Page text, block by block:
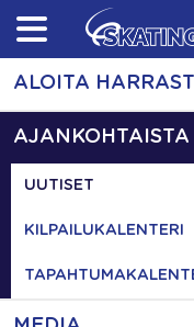
Skip
content
ALOITA
AJANKOHTAISTA
UUTISET
KILPAILUKALENTERI